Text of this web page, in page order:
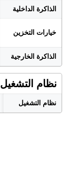
الذاكرة الداخلية
خيارات التخزين
الذاكرة الخارجية
نظام التشغيل
نظام التشغيل